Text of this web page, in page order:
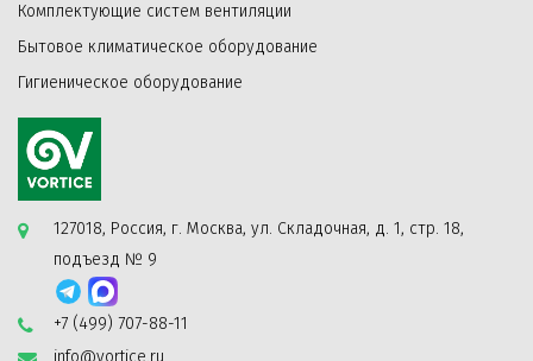
Комплектующие систем вентиляции
Бытовое климатическое оборудование
Гигиеническое оборудование
127018, Россия, г. Москва, ул. Складочная, д. 1, стр. 18,
подъезд № 9
+7 (499) 707-88-11
info@vortice.ru